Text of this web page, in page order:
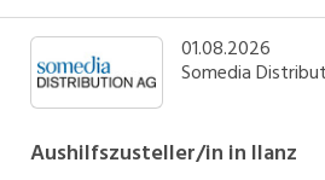
INSERAT ANSEHEN01.08.2026
Somedia
Aushilfszusteller/in in Ilanz